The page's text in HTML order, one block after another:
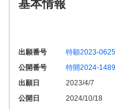
基本情報
出願番号
特願2023-
公開番号
特開2024-
出願日
2023/4/7
公開日
2024/10/18